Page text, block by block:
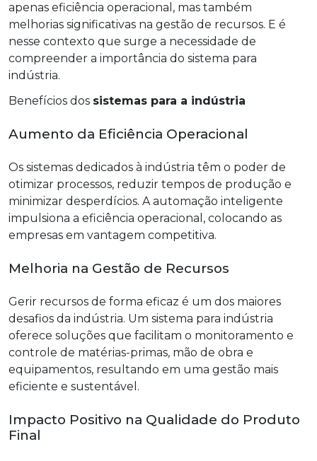
apenas eficiência operacional, mas também
melhorias significativas na gestão de recursos. E é
nesse contexto que surge a necessidade de
compreender a importância do sistema para
indústria.
Benefícios dos sistemas para a indústria
Aumento da Eficiência Operacional
Os sistemas dedicados à indústria têm o poder de
otimizar processos, reduzir tempos de produção e
minimizar desperdícios. A automação inteligente
impulsiona a eficiência operacional, colocando as
empresas em vantagem competitiva.
Melhoria na Gestão de Recursos
Gerir recursos de forma eficaz é um dos maiores
desafios da indústria. Um sistema para indústria
oferece soluções que facilitam o monitoramento e
controle de matérias-primas, mão de obra e
equipamentos, resultando em uma gestão mais
eficiente e sustentável.
Impacto Positivo na Qualidade do Produto
Final